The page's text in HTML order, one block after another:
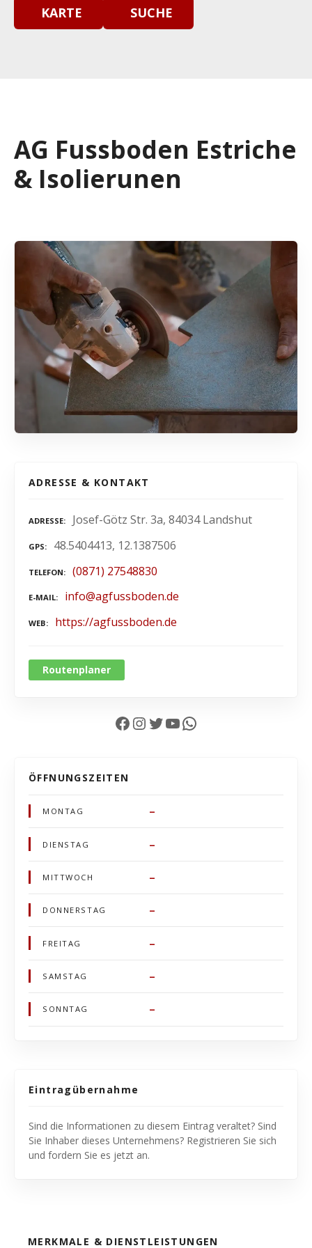
KARTE SUCHE
AG Fussboden Estriche
& Isolierunen
ADRESSE & KONTAKT
ADRESSE Josef-Götz Str. 3a, 84034 Landshut
GPS 48.5404413, 12.1387506
TELEFON (0871) 27548830
E-MAIL info@agfussboden.de
WEB https://agfussboden.de
Routenplaner
Facebook InstagramTwitter YouTube WhatsApp
ÖFFNUNGSZEITEN
MONTAG –
DIENSTAG –
MITTWOCH –
DONNERSTAG –
FREITAG –
SAMSTAG –
SONNTAG –
Eintragübernahme
Sind die Informationen zu diesem Eintrag veraltet? Sind
Sie Inhaber dieses Unternehmens? Registrieren Sie sich
und fordern Sie es jetzt an.
MERKMALE & DIENSTLEISTUNGEN